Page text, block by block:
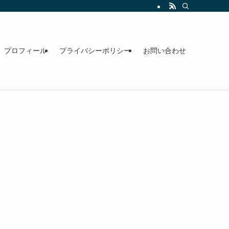
プロフィール プライバシーポリシー お問い合わせ